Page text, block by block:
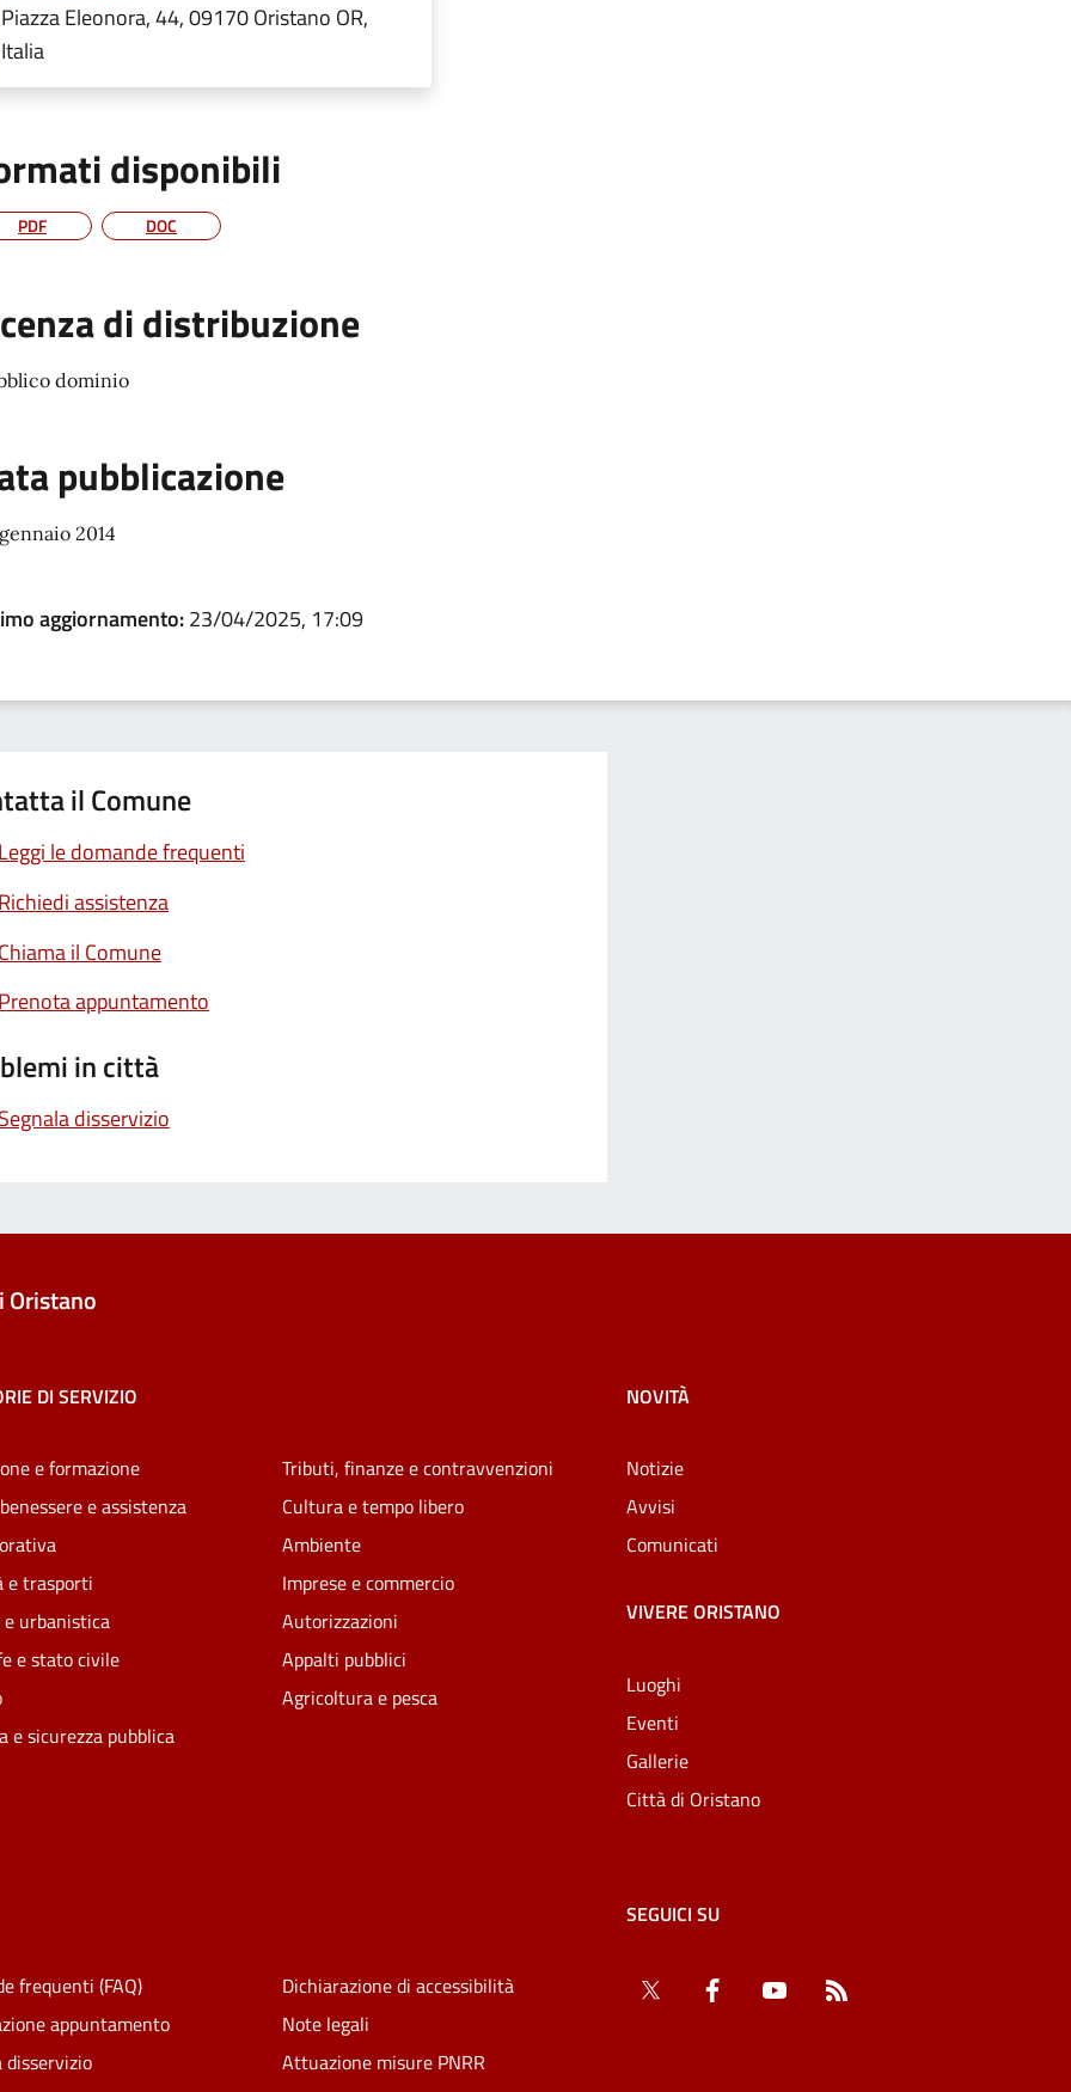
Piazza Eleonora, 44, 09170 Oristano OR,
Italia
disponibili
PDF DOC
di distribuzione
dominio
pubblicazione
2014
aggiornamento:23/04/2025, 17:09
il Comune
Leggi le domande frequenti
Richiedi assistenza
Chiama il Comune
Prenota appuntamento
in città
Segnala disservizio
Oristano
DI SERVIZIO
e formazione
e assistenza
e trasporti
e urbanistica
e stato civile
e sicurezza pubblica
Tributi, finanze e contravvenzioni
Cultura e tempo libero
Ambiente
Imprese e commercio
Autorizzazioni
Appalti pubblici
Agricoltura e pesca
NOVITÀ
Notizie
Avvisi
Comunicati
VIVERE ORISTANO
Luoghi
Eventi
Gallerie
Città di Oristano
frequenti (FAQ)
appuntamento
disservizio
Dichiarazione di accessibilità
Note legali
Attuazione misure PNRR
SEGUICI SU
Twitter Facebook YouTube